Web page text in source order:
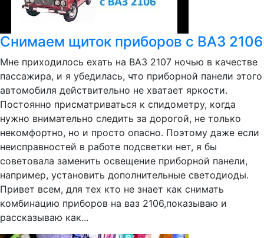
Снимаем щиток приборов с ВАЗ 2106
Мне приходилось ехать на ВАЗ 2107 ночью в качестве
пассажира, и я убедилась, что приборной панели этого
автомобиля действительно не хватает яркости.
Постоянно присматриваться к спидометру, когда
нужно внимательно следить за дорогой, не только
некомфортно, но и просто опасно. Поэтому даже если
неисправностей в работе подсветки нет, я бы
советовала заменить освещение приборной панели,
например, установить дополнительные светодиоды.
Привет всем, для тех кто не знает как снимать
комбинацию приборов на ваз 2106,показываю и
рассказываю как...